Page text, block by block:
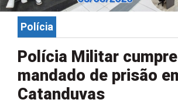
Polícia
Polícia Militar cumpre
mandado de prisão em
Catanduvas
Jardel Martinazzo 31/07/2025 08:23